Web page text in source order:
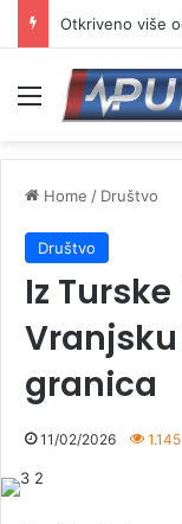
Menu
Home / Društvo
Društvo
Iz
Vranjsku
granica
11/02/2026 1.145